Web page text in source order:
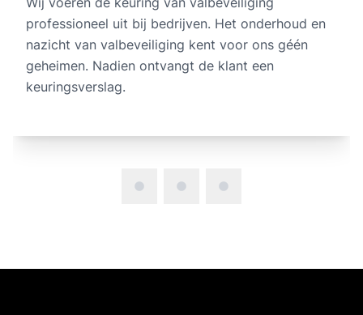
professioneel uit bij bedrijven. Het onderhoud en
nazicht van valbeveiliging kent voor ons géén
geheimen. Nadien ontvangt de klant een
keuringsverslag.